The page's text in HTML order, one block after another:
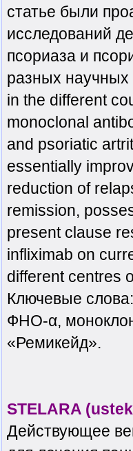
статье были
исследований
псориаза и
разных
in the different
monoclonal
and psoriatic
essentially
reduction of
remission,
present clause
infliximab on
different centres
Ключевые
ФНО-α,
«Ремикейд».
STELARA
Действующее